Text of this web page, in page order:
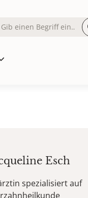
Esch
spezialisiert auf